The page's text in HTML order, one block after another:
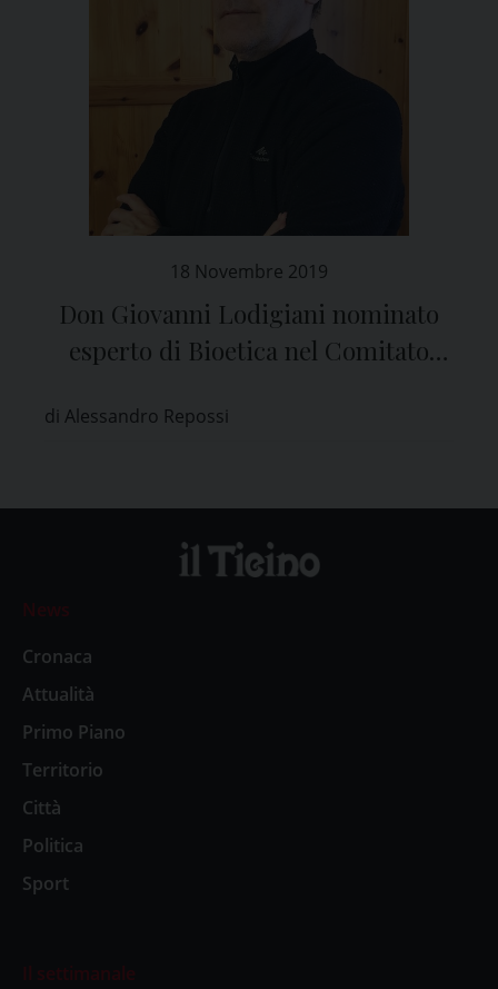
18 Novembre 2019
Don Giovanni Lodigiani nominato
esperto di Bioetica nel Comitato
di Alessandro Repossi
News
Cronaca
Attualità
Primo Piano
Territorio
Città
Politica
Sport
Il settimanale